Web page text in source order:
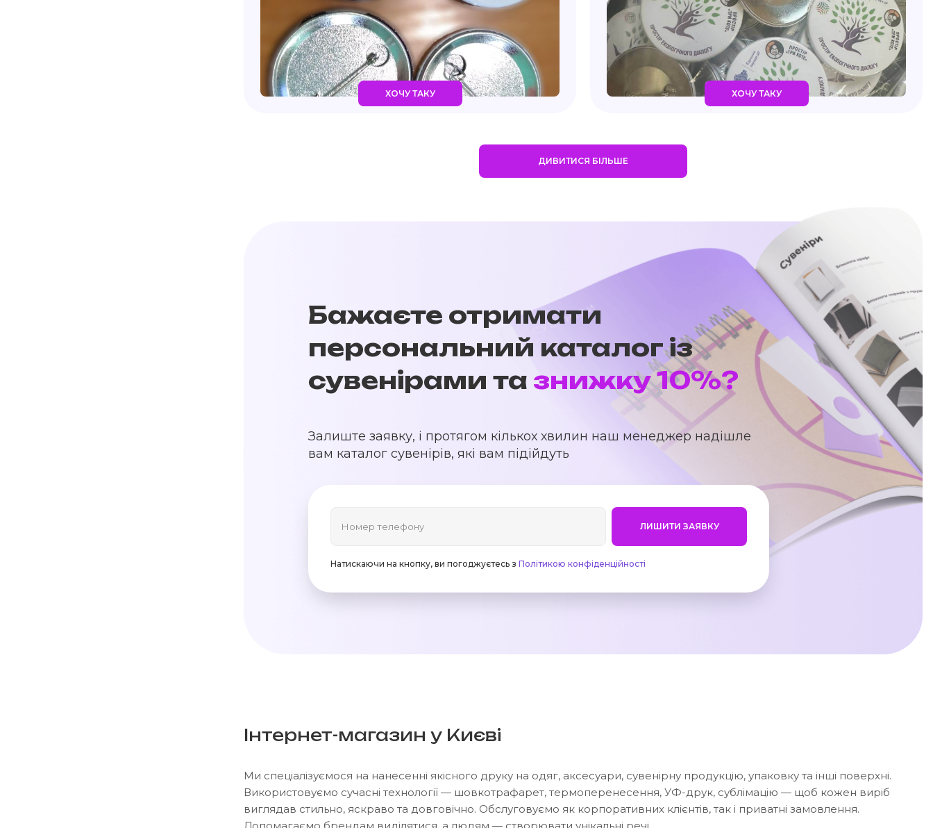
ХОЧУ ТАКУ ХОЧУ ТАКУ
ДИВИТИСЯ БІЛЬШЕ
Бажаєте отримати
персональний каталог із
сувенірами та знижку 10%?
Залиште заявку, і протягом кількох хвилин наш менеджер надішле
вам каталог сувенірів, які вам підійдуть
ЛИШИТИ ЗАЯВКУ
Натискаючи на кнопку, ви погоджуєтесь зПолітикою конфіденційності
Інтернет-магазин у Києві
Ми спеціалізуємося на нанесенні якісного друку на одяг, аксесуари, сувенірну продукцію, упаковку та інші поверхні.
Використовуємо сучасні технології — шовкотрафарет, термоперенесення, УФ-друк, сублімацію — щоб кожен виріб
виглядав стильно, яскраво та довговічно. Обслуговуємо як корпоративних клієнтів, так і приватні замовлення.
Допомагаємо брендам виділятися, а людям — створювати унікальні речі.